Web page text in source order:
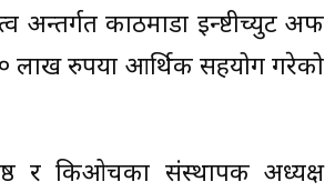
अन्तर्गत काठमाडौं इन्ष्टीच्युट अफ
लाख रुपैंया आर्थिक सहयोग गरेको
र किओचका संस्थापक अध्यक्ष